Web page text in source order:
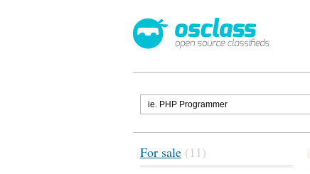
For sale (11)